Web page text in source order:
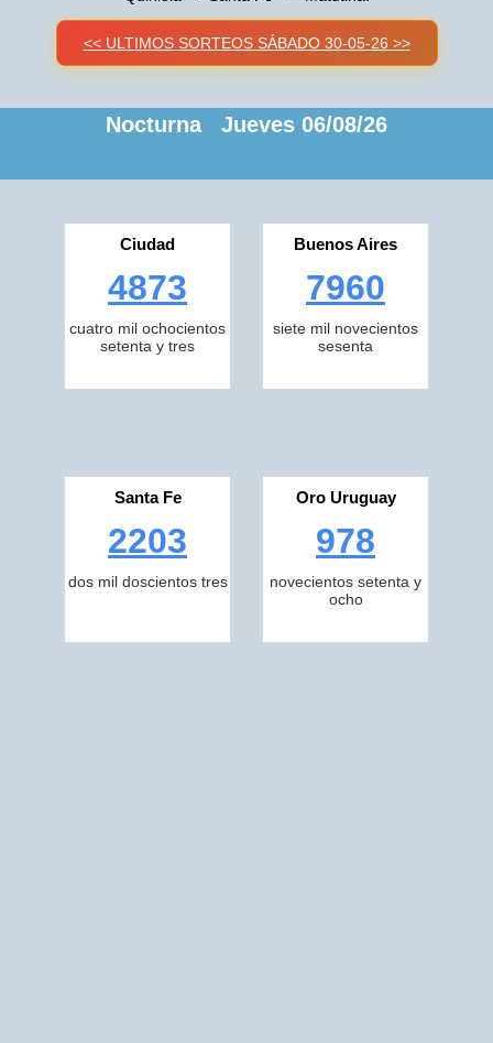
<< ULTIMOS SORTEOS SÁBADO 30-05-26 >>
Nocturna Jueves 06/08/26
Ciudad
4873
cuatro mil ochocientos
setenta y tres
Buenos Aires
7960
siete mil novecientos
sesenta
Santa Fe
2203
dos mil doscientos tres
Oro Uruguay
978
novecientos setenta y
ocho